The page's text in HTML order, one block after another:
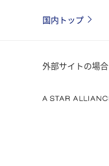
国内トップ
外部サイトの場